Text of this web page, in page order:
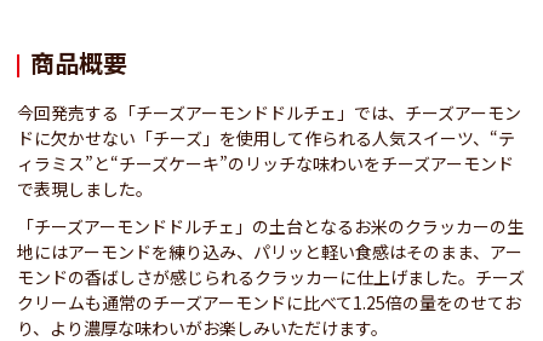
商品概要
今回発売する「チーズアーモンドドルチェ」では、チーズアーモン
ドに欠かせない「チーズ」を使用して作られる人気スイーツ、“テ
ィラミス”と“チーズケーキ”のリッチな味わいをチーズアーモンド
で表現しました。
「チーズアーモンドドルチェ」の土台となるお米のクラッカーの生
地にはアーモンドを練り込み、パリッと軽い食感はそのまま、アー
モンドの香ばしさが感じられるクラッカーに仕上げました。チーズ
クリームも通常のチーズアーモンドに比べて1.25倍の量をのせてお
り、より濃厚な味わいがお楽しみいただけます。